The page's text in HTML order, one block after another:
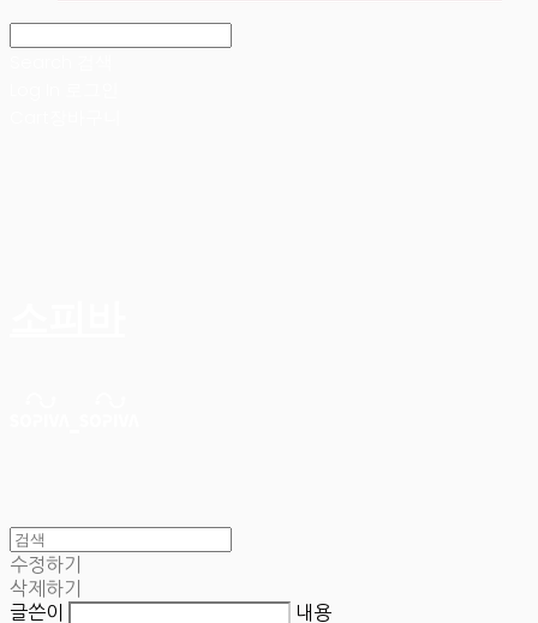
수정하기
삭제하기
글쓴이
내용